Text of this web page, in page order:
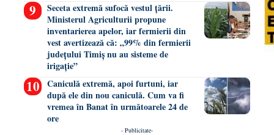
Seceta extremă sufocă vestul țării.
Ministerul Agriculturii propune
inventarierea apelor, iar fermierii din
vest avertizează că: „99% din fermierii
județului Timiș nu au sisteme de
irigație”
Caniculă extremă, apoi furtuni, iar
după ele din nou caniculă. Cum va fi
vremea în Banat în următoarele 24 de
ore
- Publicitate-